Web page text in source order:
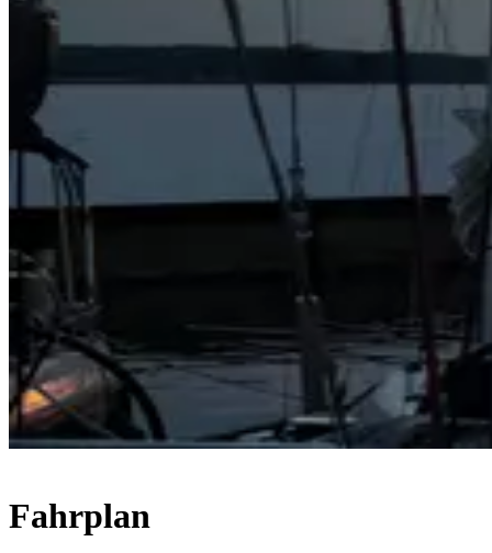
Fahrplan